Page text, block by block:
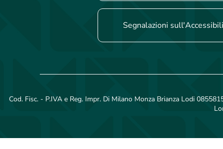
Segnalazioni
Cod. Fisc. - P.IVA e Reg. Impr. Di Milano Monza Brianza Lodi